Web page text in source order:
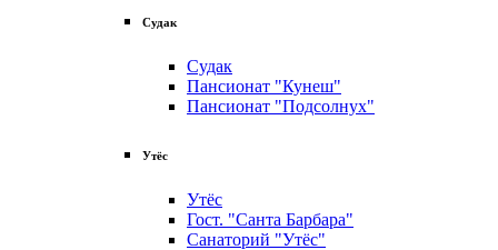
Судак
Судак
Пансионат "Кунеш"
Пансионат "Подсолнух"
Утёс
Утёс
Гост. "Санта Барбара"
Санаторий "Утёс"